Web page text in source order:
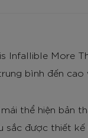
Infallible More
bình đến
thể hiện bản
sắc được thiết